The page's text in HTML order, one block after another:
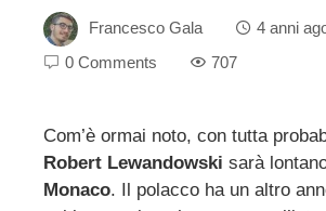
Francesco Gala
4 anni
0 Comments
707
Com’è ormai noto, con tutta
Robert Lewandowski sarà
Monaco. Il polacco ha un altro